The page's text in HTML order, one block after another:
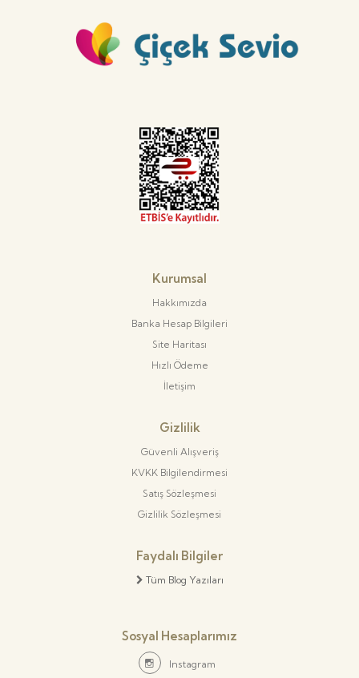
Kurumsal
Hakkımızda
Banka Hesap Bilgileri
Site Haritası
Hızlı Ödeme
İletişim
Gizlilik
Güvenli Alışveriş
KVKK Bilgilendirmesi
Satış Sözleşmesi
Gizlilik Sözleşmesi
Faydalı Bilgiler
Tüm Blog Yazıları
Sosyal Hesaplarımız
Instagram